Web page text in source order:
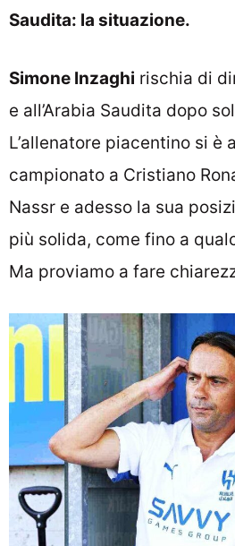
Saudita: la situazione.
Simone Inzaghi rischia di
e all’Arabia Saudita dopo
L’allenatore piacentino si è
campionato a Cristiano
Nassr e adesso la sua
più solida, come fino a
Ma proviamo a fare